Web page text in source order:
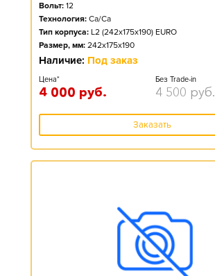
Вольт: 12
Технология: Ca/Ca
Тип корпуса: L2 (242x175x190) EURO
Размер, мм: 242x175x190
Наличие: Под заказ
Цена*
4 000 руб.
Без Trade-in
4 500 руб.
Заказать